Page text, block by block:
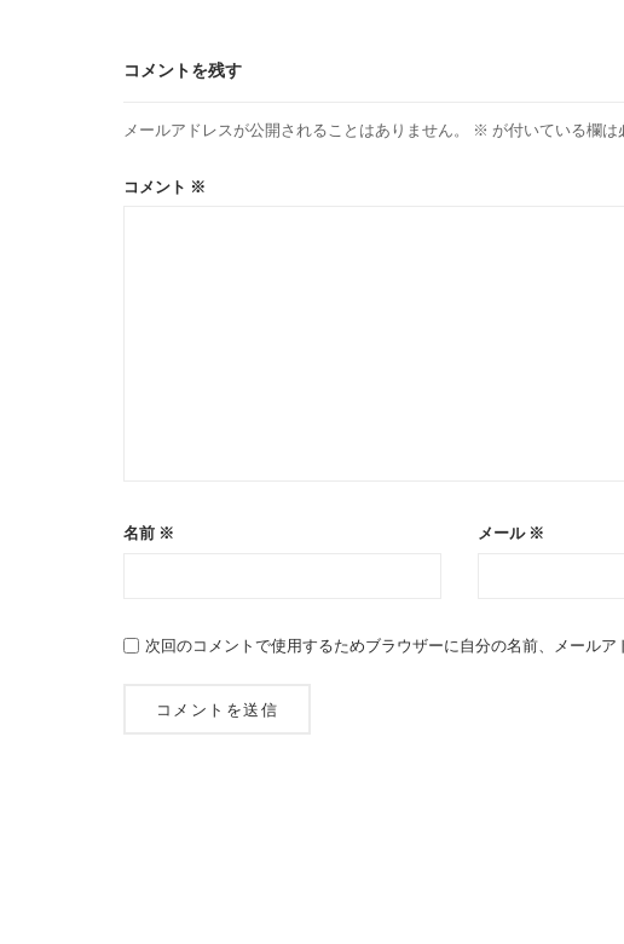
コメントを残す
メールアドレスが公開されることはありません。 ※ が付いている欄は
コメント ※
名前 ※ メール ※
次回のコメントで使用するためブラウザーに自分の名前、メールア